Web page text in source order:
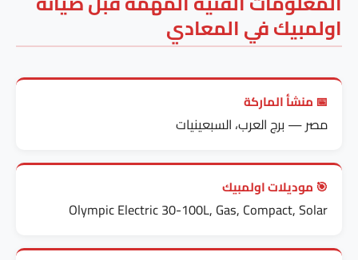
اولمبيك في المعادي
📅 منشأ الماركة
مصر — برج العرب، السبعينيات
🎯 موديلات اولمبيك
Olympic Electric 30-100L, Gas, Compact, Solar